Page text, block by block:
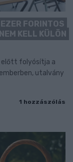
FORINTOS
KELL KÜLÖN
előtt folyósítja a
utalvány
1 hozzászólás